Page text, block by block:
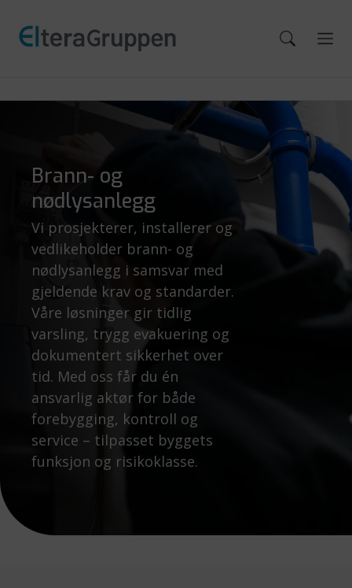
Brann- og
nødlysanlegg
Vi prosjekterer, installerer og
vedlikeholder brann- og
nødlysanlegg i samsvar med
gjeldende krav og standarder.
Våre løsninger gir tidlig
varsling, trygg evakuering og
dokumentert sikkerhet over
tid. Med oss får du én
ansvarlig aktør for både
forebygging, kontroll og
service – tilpasset byggets
funksjon og risikoklasse.